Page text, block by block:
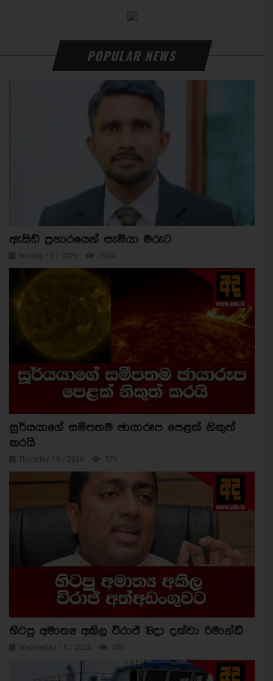
POPULAR NEWS
ඇසිඩ් ප්‍රහාරයෙන් සැමියා මරුට
Sunday / 9 / 2026 2044
සූර්යයාගේ සමීපතම ඡායාරූප පෙළක් නිකුත්
කරයි
Thursday / 6 / 2026 574
හිටපු අමාත්‍ය අකිල විරාජ් 18දා දක්වා රිමාන්ඩ්
Wednesday / 5 / 2026 480